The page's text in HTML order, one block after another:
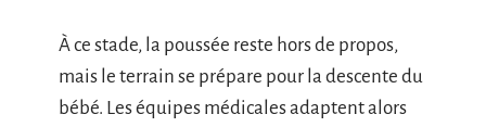
À ce stade, la poussée reste hors de propos,
mais le terrain se prépare pour la descente du
bébé. Les équipes médicales adaptent alors